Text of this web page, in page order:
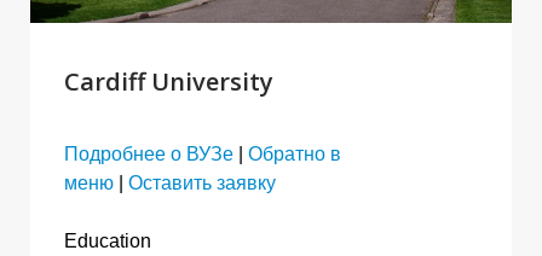
Cardiff University
Подробнее о ВУЗе| Обратно в
меню
Оставить заявку
Education